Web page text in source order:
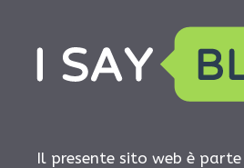
Il presente sito web è